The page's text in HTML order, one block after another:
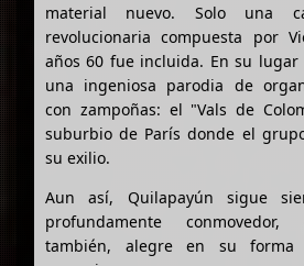
material nuevo. Solo una
revolucionaria compuesta por
años 60 fue incluida. En su
una ingeniosa parodia de
con zampoñas: el "Vals de
suburbio de París donde el
su exilio.
Aun así, Quilapayún sigue
profundamente
también, alegre en su forma